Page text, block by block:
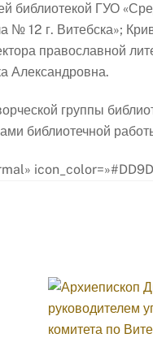
ГУО
№ 12 г. Витебска»;
православной
Александровна.
группы
библиотечной